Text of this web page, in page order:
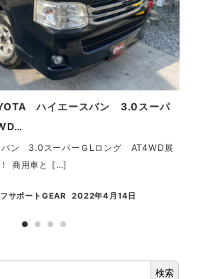
ハイエースバン 3.0スーパ
ン 3.0スーパーＧLロング AT4WD展
商用車と […]
サポートGEAR 2022年4月14日
検索